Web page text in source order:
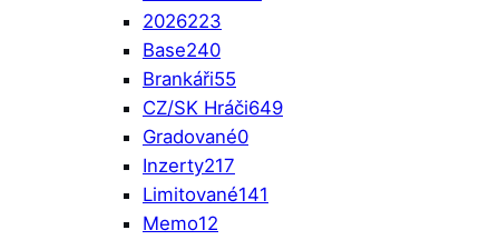
2026223
Base240
Brankáři55
CZ/SK Hráči649
Gradované0
Inzerty217
Limitované141
Memo12